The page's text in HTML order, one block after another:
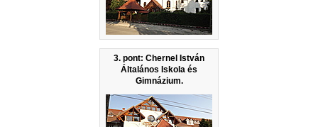
3. pont: Chernel István
Általános Iskola és
Gimnázium.